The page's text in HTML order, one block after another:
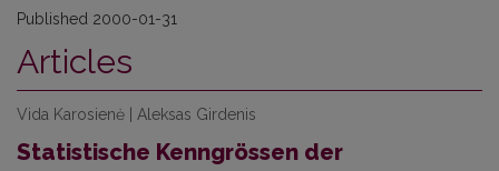
Published 2000-01-31
Articles
Vida Karosienė | Aleksas Girdenis
Statistische Kenngrössen der